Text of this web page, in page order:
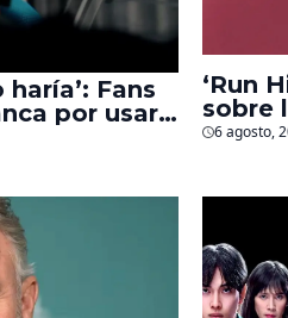
Fans
por usar
‘Run
sobre
6 agosto,